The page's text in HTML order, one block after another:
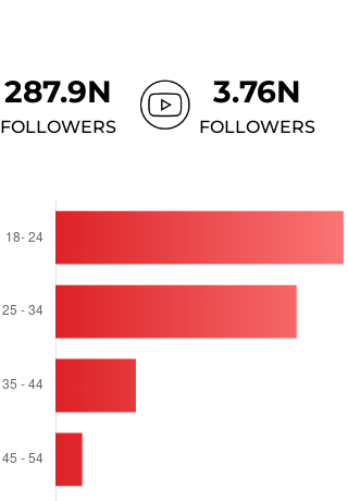
287.9N
FOLLOWERS
3.76N
FOLLOWERS